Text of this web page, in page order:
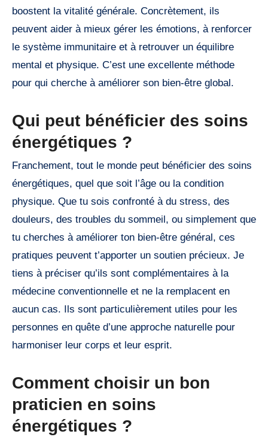
boostent la vitalité générale. Concrètement, ils
peuvent aider à mieux gérer les émotions, à renforcer
le système immunitaire et à retrouver un équilibre
mental et physique. C’est une excellente méthode
pour qui cherche à améliorer son bien-être global.
Qui peut bénéficier des soins
énergétiques ?
Franchement, tout le monde peut bénéficier des soins
énergétiques, quel que soit l’âge ou la condition
physique. Que tu sois confronté à du stress, des
douleurs, des troubles du sommeil, ou simplement que
tu cherches à améliorer ton bien-être général, ces
pratiques peuvent t’apporter un soutien précieux. Je
tiens à préciser qu’ils sont complémentaires à la
médecine conventionnelle et ne la remplacent en
aucun cas. Ils sont particulièrement utiles pour les
personnes en quête d’une approche naturelle pour
harmoniser leur corps et leur esprit.
Comment choisir un bon
praticien en soins
énergétiques ?